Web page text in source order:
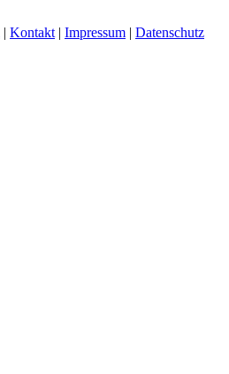
| Kontakt | Impressum | Datenschutz